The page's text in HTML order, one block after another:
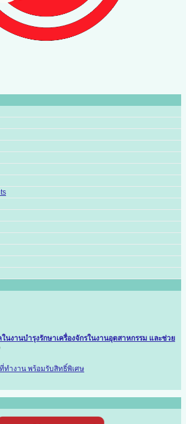
นงานบำรุงรักษาเครื่องจักรในงานอุตสาหกรรม และช่วย
ที่ทำงาน พร้อมรับสิทธิ์พิเศษ